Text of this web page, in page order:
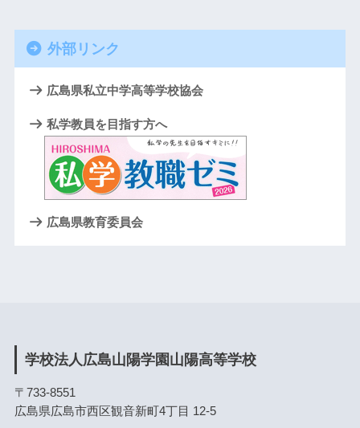
外部リンク
広島県私立中学高等学校協会
私学教員を目指す方へ
広島県教育委員会
学校法人広島山陽学園山陽高等学校
〒733-8551
広島県広島市西区観音新町4丁目 12-5